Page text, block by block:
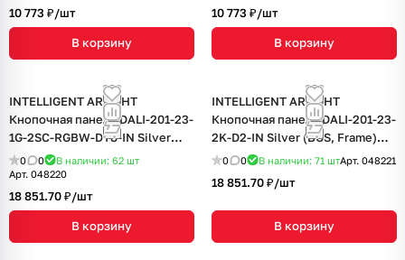
10 773 ₽/шт
В корзину
10 773 ₽/шт
В корзину
INTELLIGENT ARLIGHT
Кнопочная панель DALI-201-23-
1G-2SC-RGBW-DT8-IN Silver
(BUS, Frame) (IARL, IP20
Металл, 3 года)
0 0 В наличии: 62 шт
Арт. 048220
18 851.70 ₽/шт
В корзину
INTELLIGENT ARLIGHT
Кнопочная панель DALI-201-23-
2K-D2-IN Silver (BUS, Frame)
(IARL, IP20 Металл, 3 года)
0 0 В наличии: 71 штАрт. 048221
18 851.70 ₽/шт
В корзину